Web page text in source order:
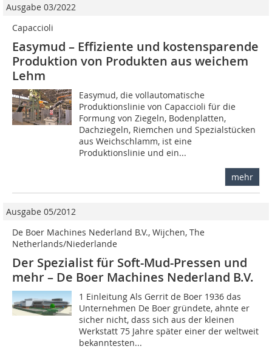
Ausgabe 03/2022
Capaccioli
Easymud – Effiziente und kostensparende
Produktion von Produkten aus weichem
Lehm
Easymud, die vollautomatische
Produktionslinie von Capaccioli für die
Formung von Ziegeln, Bodenplatten,
Dachziegeln, Riemchen und Spezialstücken
aus Weichschlamm, ist eine
Produktionslinie und ein...
mehr
Ausgabe 05/2012
De Boer Machines Nederland B.V., Wijchen, The
Netherlands/Niederlande
Der Spezialist für Soft-Mud-Pressen und
mehr – De Boer Machines Nederland B.V.
1 Einleitung Als Gerrit de Boer 1936 das
Unternehmen De Boer gründete, ahnte er
sicher nicht, dass sich aus der kleinen
Werkstatt 75 Jahre später einer der weltweit
bekanntesten...